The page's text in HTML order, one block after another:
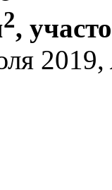
2,
2019,